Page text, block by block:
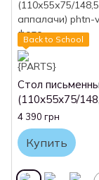
Back to School
Стол
(110х55х75/
аппалачи)
4 390 грн
Купить